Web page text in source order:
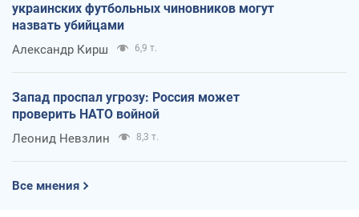
украинских футбольных чиновников могут
назвать убийцами
Александр Кирш 6,9 т.
Запад проспал угрозу: Россия может
проверить НАТО войной
Леонид Невзлин 8,3 т.
Все мнения